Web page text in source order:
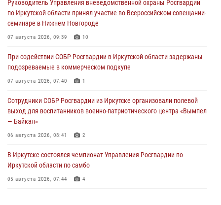
Руководитель Управления вневедомственной охраны Росгвардии
по Иркутской области принял участие во Всероссийском совещании-
семинаре в Нижнем Новгороде
07 августа 2026, 09:39 10
При содействии СОБР Росгвардии в Иркутской области задержаны
подозреваемые в коммерческом подкупе
07 августа 2026, 07:40 1
Сотрудники СОБР Росгвардии из Иркутске организовали полевой
выход для воспитанников военно-патриотического центра «Вымпел
— Байкал»
06 августа 2026, 08:41 2
В Иркутске состоялся чемпионат Управления Росгвардии по
Иркутской области по самбо
05 августа 2026, 07:44 4